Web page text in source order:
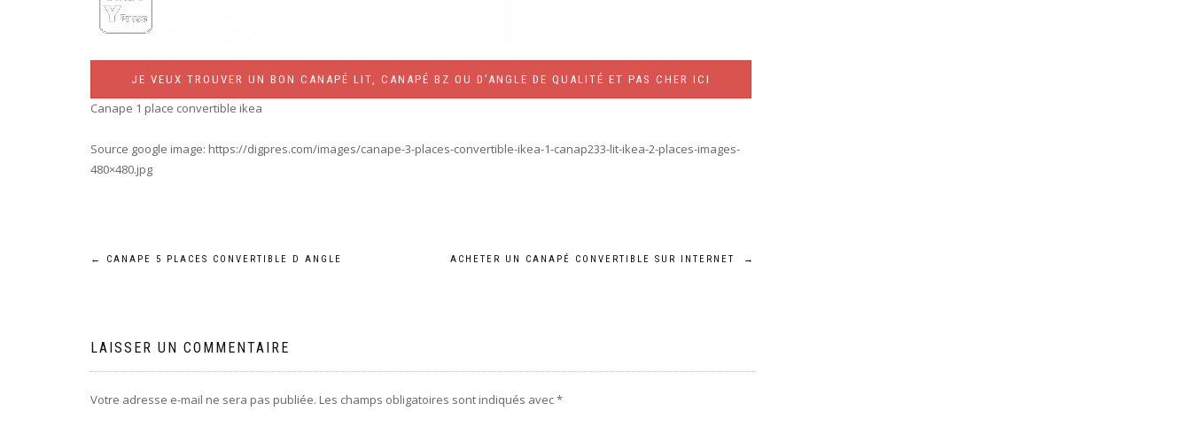
JE VEUX TROUVER UN BON CANAPÉ LIT, CANAPÉ BZ OU D’ANGLE DE QUALITÉ ET PAS CHER ICI
Canape 1 place convertible ikea
Source google image: https://digpres.com/images/canape-3-places-convertible-ikea-1-canap233-lit-ikea-2-places-images-
480×480.jpg
Navigation
l’article
← CANAPE 5 PLACES CONVERTIBLE D ANGLE ACHETER UN CANAPÉ CONVERTIBLE SUR INTERNET →
LAISSER UN COMMENTAIRE
Votre adresse e-mail ne sera pas publiée. Les champs obligatoires sont indiqués avec*